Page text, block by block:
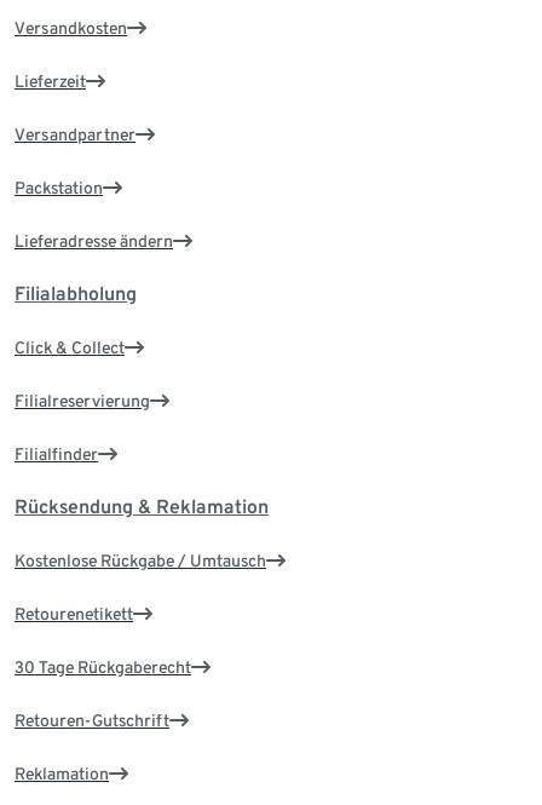
Versandkosten
Lieferzeit
Versandpartner
Packstation
Lieferadresse ändern
Filialabholung
Click & Collect
Filialreservierung
Filialfinder
Rücksendung & Reklamation
Kostenlose Rückgabe / Umtausch
Retourenetikett
30 Tage Rückgaberecht
Retouren-Gutschrift
Reklamation